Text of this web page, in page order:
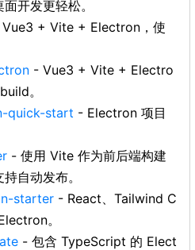
开发更轻松。
+ Vite + Electron，使
- Vue3 + Vite + Electro
。
quick-start - Electron 项目
- 使用 Vite 作为前后端构建
自动发布。
starter - React、Tailwind C
。
- 包含 TypeScript 的 Elect